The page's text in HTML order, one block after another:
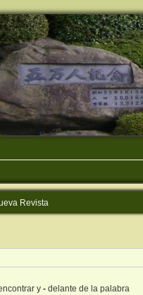
Revista
y -delante de la palabra